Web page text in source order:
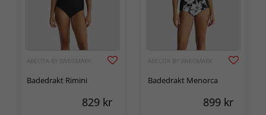
ABECITA BY SWEGMARK
Badedrakt Rimini
829 kr
ABECITA BY SWEGMARK
Badedrakt Menorca
899 kr